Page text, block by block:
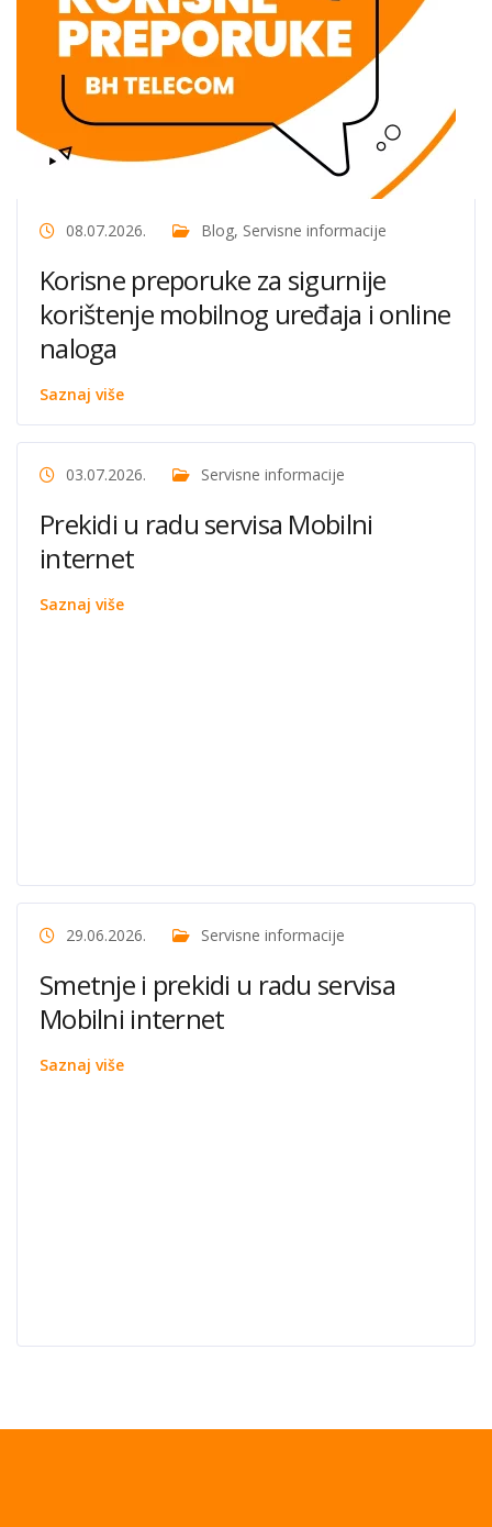
08.07.2026. Blog, Servisne informacije
Korisne preporuke za sigurnije
korištenje mobilnog uređaja i online
naloga
Saznaj više
03.07.2026. Servisne informacije
Prekidi u radu servisa Mobilni
internet
Saznaj više
29.06.2026. Servisne informacije
Smetnje i prekidi u radu servisa
Mobilni internet
Saznaj više